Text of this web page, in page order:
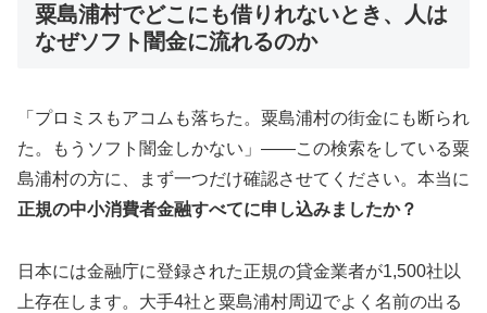
粟島浦村でどこにも借りれないとき、人は
なぜソフト闇金に流れるのか
「プロミスもアコムも落ちた。粟島浦村の街金にも断られ
た。もうソフト闇金しかない」——この検索をしている粟
島浦村の方に、まず一つだけ確認させてください。本当に
正規の中小消費者金融すべてに申し込みましたか？
日本には金融庁に登録された正規の貸金業者が1,500社以
上存在します。大手4社と粟島浦村周辺でよく名前の出る